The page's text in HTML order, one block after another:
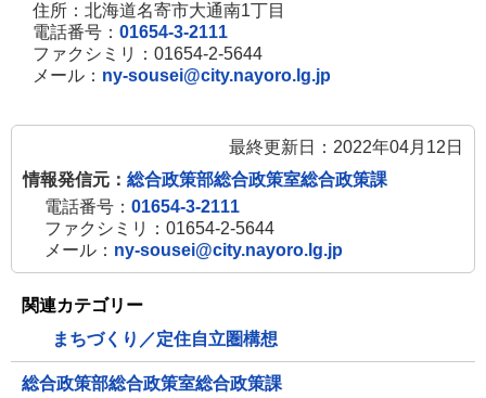
住所：北海道名寄市大通南1丁目
電話番号： 01654-3-2111
ファクシミリ：01654-2-5644
メール： ny-sousei@city.nayoro.lg.jp
最終更新日：2022年04月12日
情報発信元： 総合政策部総合政策室総合政策課
電話番号： 01654-3-2111
ファクシミリ：01654-2-5644
メール： ny-sousei@city.nayoro.lg.jp
関連カテゴリー
まちづくり／定住自立圏構想
総合政策部総合政策室総合政策課